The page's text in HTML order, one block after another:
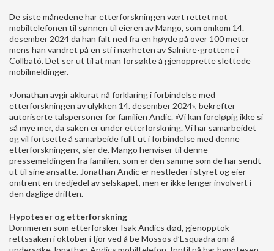
De siste månedene har etterforskningen vært rettet mot
mobiltelefonen til sønnen til eieren av Mango, som omkom 14.
desember 2024 da han falt ned fra en høyde på over 100 meter
mens han vandret på en sti i nærheten av Salnitre-grottene i
Collbató. Det ser ut til at man forsøkte å gjenopprette slettede
mobilmeldinger.
«Jonathan avgir akkurat nå forklaring i forbindelse med
etterforskningen av ulykken 14. desember 2024», bekrefter
autoriserte talspersoner for familien Andic. «Vi kan foreløpig ikke si
så mye mer, da saken er under etterforskning. Vi har samarbeidet
og vil fortsette å samarbeide fullt ut i forbindelse med denne
etterforskningen», sier de. Mango henviser til denne
pressemeldingen fra familien, som er den samme som de har sendt
ut til sine ansatte. Jonathan Andic er nestleder i styret og eier
omtrent en tredjedel av selskapet, men er ikke lenger involvert i
den daglige driften.
Hypoteser og etterforskning
Dommeren som etterforsker Isak Andics død, gjenopptok
rettssaken i oktober i fjor ved å be Mossos d’Esquadra om å